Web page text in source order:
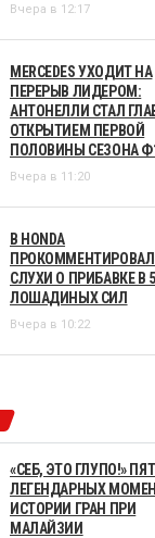
Вчера в 12:17
MERCEDES УХОДИТ НА
ПЕРЕРЫВ ЛИДЕРОМ:
АНТОНЕЛЛИ СТАЛ
ОТКРЫТИЕМ ПЕРВОЙ
ПОЛОВИНЫ СЕЗОНА
Вчера в 11:20
В HONDA
СЛУХИ О ПРИБАВКЕ В
ЛОШАДИНЫХ СИЛ
Вчера в 10:22
«СЕБ, ЭТО ГЛУПО!»
ЛЕГЕНДАРНЫХ
ИСТОРИИ ГРАН ПРИ
МАЛАЙЗИИ